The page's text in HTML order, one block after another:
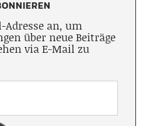
Adresse an, um
über neue Beiträge
via E-Mail zu